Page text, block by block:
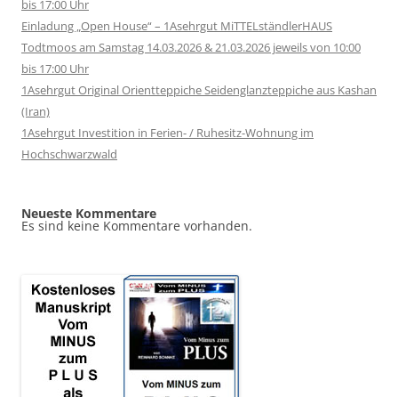
bis 17:00 Uhr
Einladung „Open House“ – 1Asehrgut MiTTELständlerHAUS
Todtmoos am Samstag 14.03.2026 & 21.03.2026 jeweils von 10:00
bis 17:00 Uhr
1Asehrgut Original Orientteppiche Seidenglanzteppiche aus Kashan
(Iran)
1Asehrgut Investition in Ferien- / Ruhesitz-Wohnung im
Hochschwarzwald
Neueste Kommentare
Es sind keine Kommentare vorhanden.